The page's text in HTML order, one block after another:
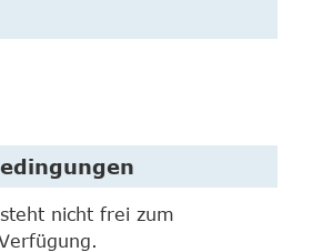
nicht frei zum